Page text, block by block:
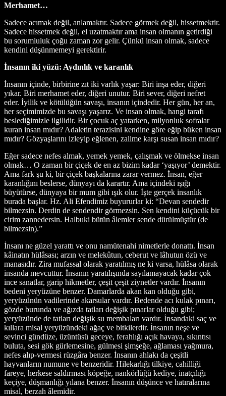
Merhamet…
Sadece acımak değil, anlamaktır. Sadece görmek değil, hissetmektir.
Sadece hissetmek değil, el uzatmaktır ama insan olmanın getirdiği
bu sorumluluk çoğu zaman zor gelir. Çünkü insan olmak, sadece
kendini düşünmemeyi gerektirir.
İnsanın iki yüzü: Aydınlık ve karanlık
İnsanın içinde, birbirine zıt iki varlık yaşar: Biri inşa eder, diğeri
yıkar. Biri merhamet eder, diğeri unutur. Biri sever, diğeri nefret
eder. İyilik ve kötülüğün savaşı, insanın içindedir. Her gün, her an,
her seçimimizde bu savaşı yaşarız. Ve insan olmak, hangi tarafı
beslediğimizle ilgilidir. Bir çocuk aç yatarken, milyonluk sofralar
kuran insan mıdır? Adaletin terazisini kendine göre eğip büken insan
mıdır? Gözyaşlarını izleyip eğlenen, zalime karşı susan insan mıdır?
Eğer sadece nefes almak, yemek yemek, çalışmak ve ölmekse insan
olmak… O zaman bir çiçek de en az bizim kadar ‘yaşıyor’ demektir.
Ama fark şu ki, bir çiçek başkalarına zarar vermez. İnsan, eğer
karanlığını beslerse, dünyayı da karartır. Ama içindeki ışığı
büyütürse, dünyaya bir mum gibi ışık olur. İşte gerçek insanlık
burada başlar. Hz. Ali Efendimiz buyururlar ki: “Devan sendedir
bilmezsin. Derdin de sendendir görmezsin. Sen kendini küçücük bir
cirim zannedersin. Halbuki bütün âlemler sende dürülmüştür (de
bilmezsin).”
İnsanı ne güzel yarattı ve onu namütenahi nimetlerle donattı. İnsan
kâinatın hülâsası; arzın ve melekûtun, ceberut ve lâhutun özü ve
manasıdır. Zira mufassal olarak yaratılmış ne ki varsa, hülâsa olarak
insanda mevcuttur. İnsanın yaratılışında sayılamayacak kadar çok
ince sanatlar, garip hikmetler, çeşit çeşit ziynetler vardır. İnsanın
bedeni yeryüzüne benzer. Damarlarda akan kan olduğu gibi,
yeryüzünün vadilerinde akarsular vardır. Bedende acı kulak pınarı,
gözde burunda ve ağızda tatları değişik pınarlar olduğu gibi;
yeryüzünde de tatları değişik su membaları vardır. İnsandaki saç ve
kıllara misal yeryüzündeki ağaç ve bitkilerdir. İnsanın neşe ve
sevinci gündüze, üzüntüsü geceye, ferahlığı açık havaya, sıkıntısı
buluta, sesi gök gürlemesine, gülmesi şimşeğe, ağlaması yağmura,
nefes alıp-vermesi rüzgâra benzer. İnsanın ahlakı da çeşitli
hayvanların numune ve benzeridir. Hilekarlığı tilkiye, cahilliği
fareye, herkese saldırması köpeğe, nankörlüğü kediye, inatçılığı
keçiye, düşmanlığı yılana benzer. İnsanın düşünce ve hatıralarına
misal, berzah âlemidir.